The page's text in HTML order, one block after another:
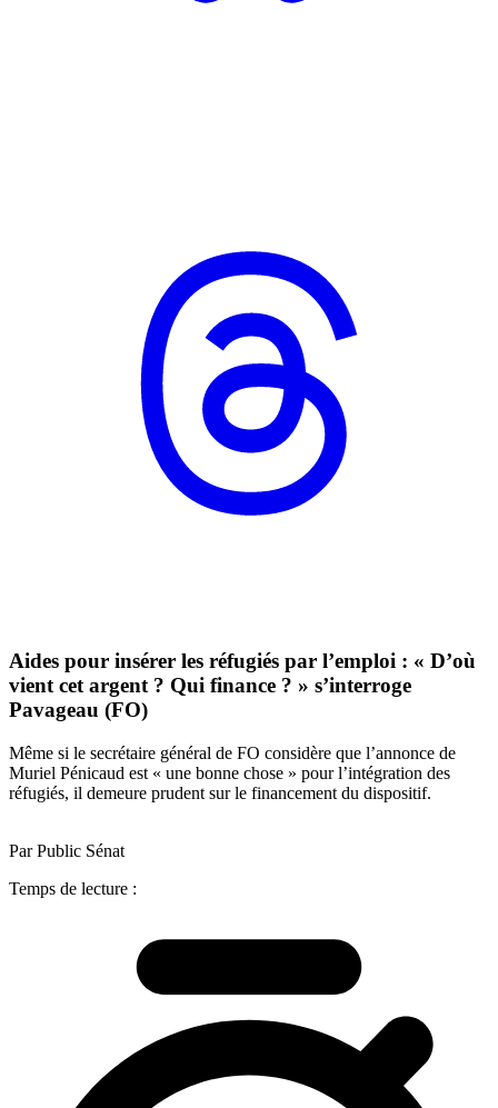
Aides pour insérer les réfugiés par l’emploi : « D’où
vient cet argent ? Qui finance ? » s’interroge
Pavageau (FO)
Même si le secrétaire général de FO considère que l’annonce de
Muriel Pénicaud est « une bonne chose » pour l’intégration des
réfugiés, il demeure prudent sur le financement du dispositif.
Par Public Sénat
Temps de lecture :